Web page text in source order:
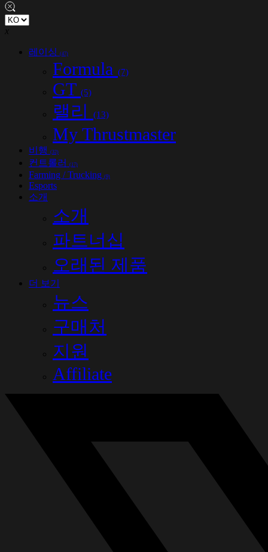
x
레이싱 (47)
Formula (7)
GT (5)
랠리 (13)
My Thrustmaster
비행 (32)
컨트롤러 (17)
Farming / Trucking (9)
Esports
소개
소개
파트너십
오래된 제품
더 보기
뉴스
구매처
지원
Affiliate